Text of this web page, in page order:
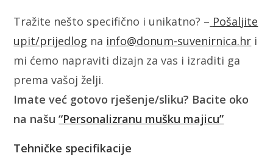
Tražite nešto specifično i unikatno? – Pošaljite
upit/prijedlog na info@donum-suvenirnica.hr i
mi ćemo napraviti dizajn za vas i izraditi ga
prema vašoj želji.
Imate već gotovo rješenje/sliku? Bacite oko
na našu“Personalizranu mušku majicu”
Tehničke specifikacije